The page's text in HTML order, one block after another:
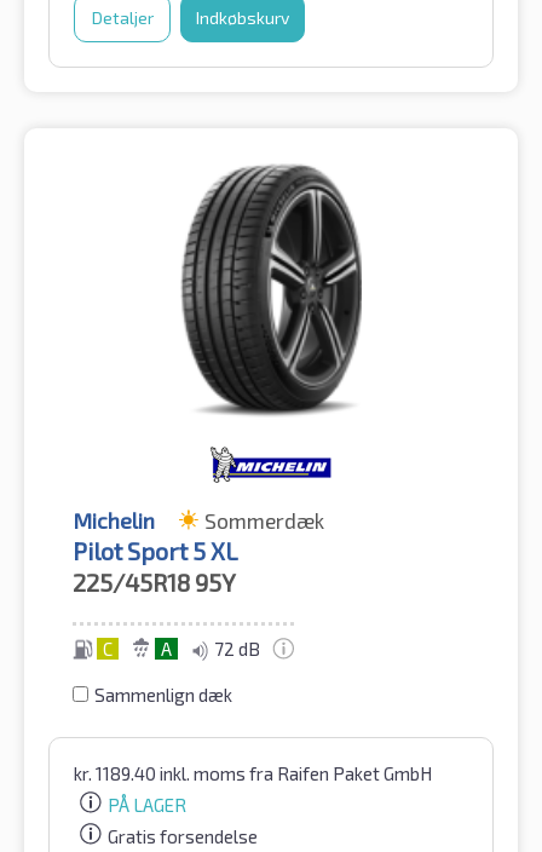
Detaljer Indkøbskurv
Michelin Sommerdæk
Pilot Sport 5 XL
225/45R18 95Y
C A 72 dB
Sammenlign dæk
kr. 1189.40 inkl. moms fra Raifen Paket GmbH
PÅ LAGER
Gratis forsendelse